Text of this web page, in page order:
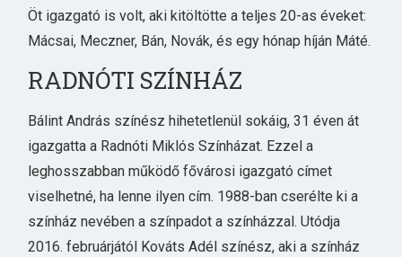
Öt igazgató is volt, aki kitöltötte a teljes 20-as éveket:
Mácsai, Meczner, Bán, Novák, és egy hónap híján Máté.
RADNÓTI SZÍNHÁZ
Bálint András színész hihetetlenül sokáig, 31 éven át
igazgatta a Radnóti Miklós Színházat. Ezzel a
leghosszabban működő fővárosi igazgató címet
viselhetné, ha lenne ilyen cím. 1988-ban cserélte ki a
színház nevében a színpadot a színházzal. Utódja
2016. februárjától Kováts Adél színész, aki a színház